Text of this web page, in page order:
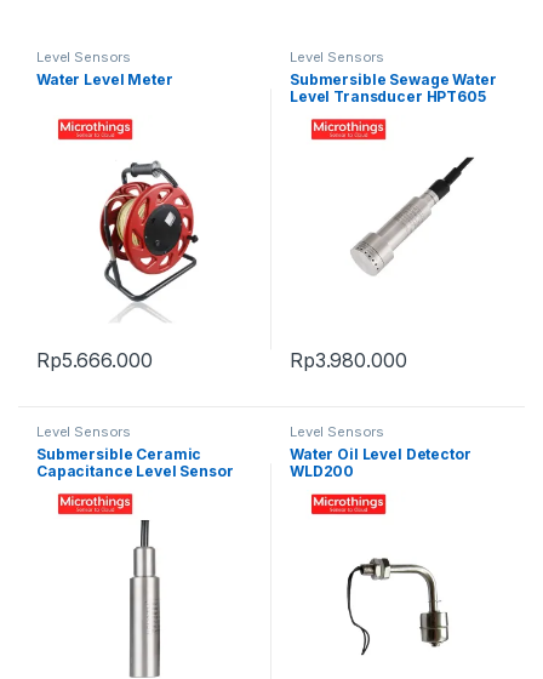
Level Sensors
Water Level Meter
Rp5.666.000
Level Sensors
Submersible Sewage Water
Level Transducer HPT605
Rp3.980.000
Level Sensors
Submersible Ceramic
Capacitance Level Sensor
Level Sensors
Water Oil Level Detector
WLD200